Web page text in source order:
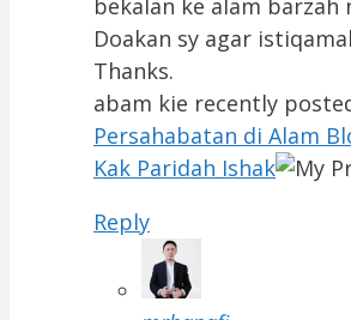
bekalan ke alam barzah
Doakan sy agar
Thanks.
abam kie recently
Persahabatan di Alam
Kak Paridah Ishak
Reply